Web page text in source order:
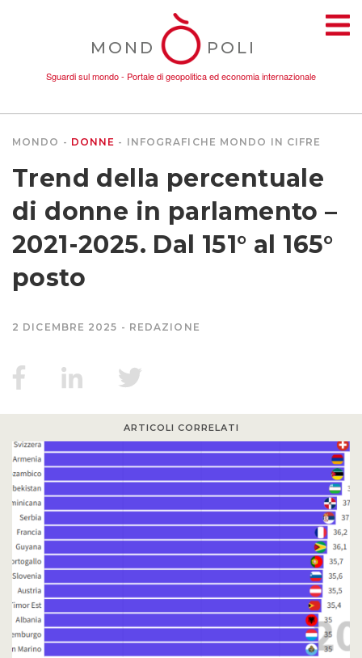
MOND POLI
Sguardi sul mondo - Portale di geopolitica ed economia internazionale
AMBIENTE
CONFLITTI
MIGRAZIONI
SALUTE
EDITORIALI
PUNTI DI VISTA
SGUARDI E VOCI
MONDO DONNE INFOGRAFICHE MONDO IN CIFRE
Trend della percentuale
di donne in parlamento –
2021-2025. Dal 151° al 165°
posto
2 DICEMBRE 2025 REDAZIONE
ARTICOLI CORRELATI